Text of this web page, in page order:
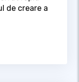
de creare a